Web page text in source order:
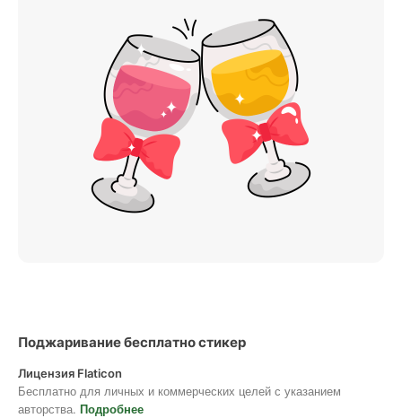
Поджаривание бесплатно стикер
Лицензия Flaticon
Бесплатно для личных и коммерческих целей с указанием
авторства. Подробнее